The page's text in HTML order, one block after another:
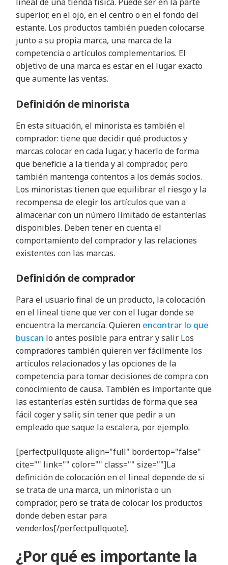
lineal de una tienda física. Puede ser en la parte
superior, en el ojo, en el centro o en el fondo del
estante. Los productos también pueden colocarse
junto a su propia marca, una marca de la
competencia o artículos complementarios. El
objetivo de una marca es estar en el lugar exacto
que aumente las ventas.
Definición de minorista
En esta situación, el minorista es también el
comprador: tiene que decidir qué productos y
marcas colocar en cada lugar, y hacerlo de forma
que beneficie a la tienda y al comprador, pero
también mantenga contentos a los demás socios.
Los minoristas tienen que equilibrar el riesgo y la
recompensa de elegir los artículos que van a
almacenar con un número limitado de estanterías
disponibles. Deben tener en cuenta el
comportamiento del comprador y las relaciones
existentes con las marcas.
Definición de comprador
Para el usuario final de un producto, la colocación
en el lineal tiene que ver con el lugar donde se
encuentra la mercancía. Quieren encontrar lo que
buscan lo antes posible para entrar y salir. Los
compradores también quieren ver fácilmente los
artículos relacionados y las opciones de la
competencia para tomar decisiones de compra con
conocimiento de causa. También es importante que
las estanterías estén surtidas de forma que sea
fácil coger y salir, sin tener que pedir a un
empleado que saque la escalera, por ejemplo.
[perfectpullquote align="full" bordertop="false"
cite="" link="" color="" class="" size=""]La
definición de colocación en el lineal depende de si
se trata de una marca, un minorista o un
comprador, pero se trata de colocar los productos
donde deben estar para
venderlos[/perfectpullquote].
¿Por qué es importante la